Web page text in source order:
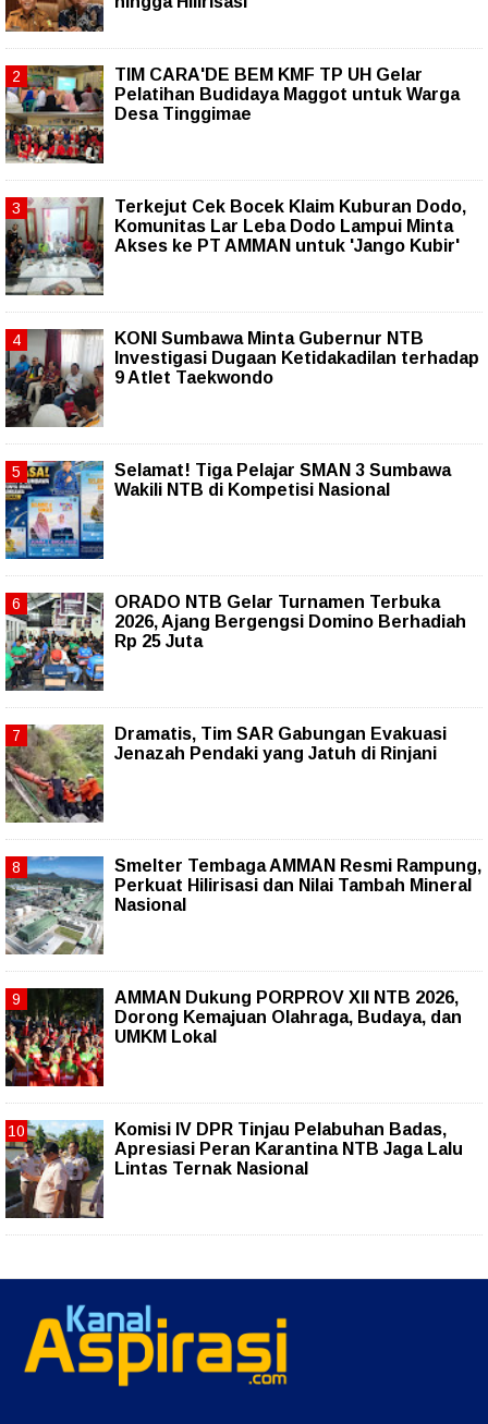
TIM CARA'DE BEM KMF TP UH Gelar
Pelatihan Budidaya Maggot untuk Warga
Desa Tinggimae
Terkejut Cek Bocek Klaim Kuburan Dodo,
Komunitas Lar Leba Dodo Lampui Minta
Akses ke PT AMMAN untuk 'Jango Kubir'
KONI Sumbawa Minta Gubernur NTB
Investigasi Dugaan Ketidakadilan terhadap
9 Atlet Taekwondo
Selamat! Tiga Pelajar SMAN 3 Sumbawa
Wakili NTB di Kompetisi Nasional
ORADO NTB Gelar Turnamen Terbuka
2026, Ajang Bergengsi Domino Berhadiah
Rp 25 Juta
Dramatis, Tim SAR Gabungan Evakuasi
Jenazah Pendaki yang Jatuh di Rinjani
Smelter Tembaga AMMAN Resmi Rampung,
Perkuat Hilirisasi dan Nilai Tambah Mineral
Nasional
AMMAN Dukung PORPROV XII NTB 2026,
Dorong Kemajuan Olahraga, Budaya, dan
UMKM Lokal
Komisi IV DPR Tinjau Pelabuhan Badas,
Apresiasi Peran Karantina NTB Jaga Lalu
Lintas Ternak Nasional